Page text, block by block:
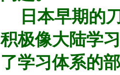
日本早期的
积极像大陆学
了学习体系的